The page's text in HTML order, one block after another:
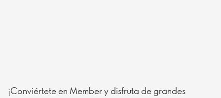
¡Conviértete en Member y disfruta de grandes